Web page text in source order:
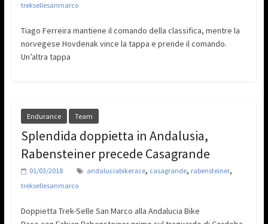
treksellesanmarco
Tiago Ferreira mantiene il comando della classifica, mentre la
norvegese Hovdenak vince la tappa e prende il comando.
Un’altra tappa
Endurance Team
Splendida doppietta in Andalusia,
Rabensteiner precede Casagrande
01/03/2018 andaluciabikerace, casagrande, rabensteiner,
treksellesanmarco
Doppietta Trek-Selle San Marco alla Andalucia Bike